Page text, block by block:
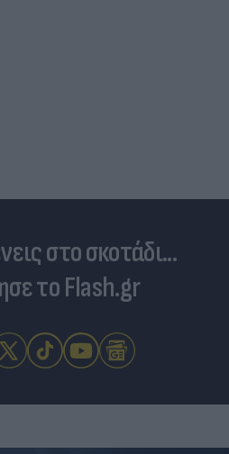
στο σκοτάδι...
το Flash.gr